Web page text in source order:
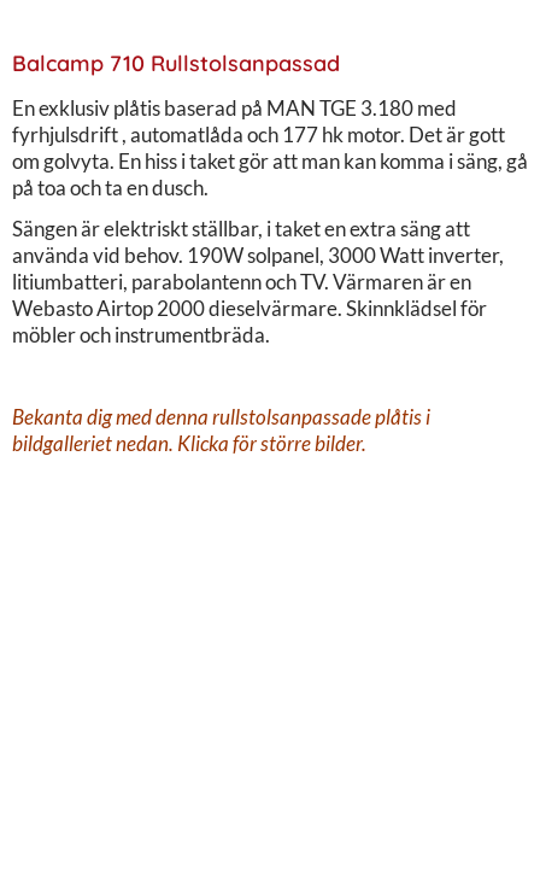
Balcamp 710 Rullstolsanpassad
En exklusiv plåtis baserad på MAN TGE 3.180 med
fyrhjulsdrift , automatlåda och 177 hk motor. Det är gott
om golvyta. En hiss i taket gör att man kan komma i säng, gå
på toa och ta en dusch.
Sängen är elektriskt ställbar, i taket en extra säng att
använda vid behov. 190W solpanel, 3000 Watt inverter,
litiumbatteri, parabolantenn och TV. Värmaren är en
Webasto Airtop 2000 dieselvärmare. Skinnklädsel för
möbler och instrumentbräda.
Bekanta dig med denna rullstolsanpassade plåtis i
bildgalleriet nedan. Klicka för större bilder.